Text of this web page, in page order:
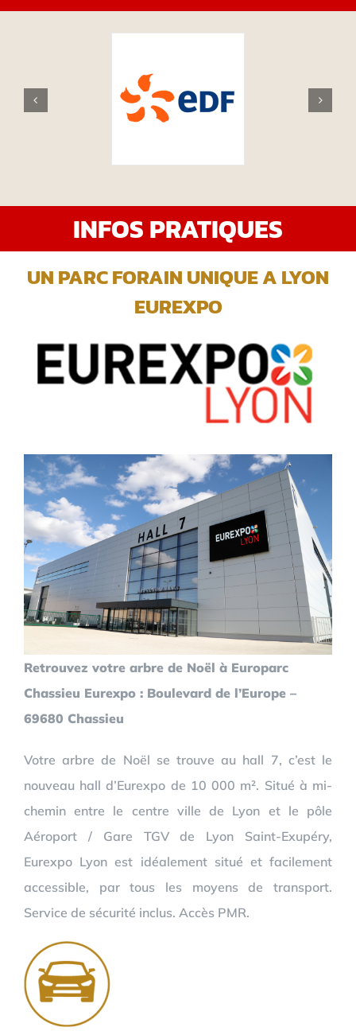
INFOS PRATIQUES
UN PARC FORAIN UNIQUE A LYON
EUREXPO
Retrouvez votre arbre de Noël à Europarc
Chassieu Eurexpo : Boulevard de l’Europe –
69680 Chassieu
Votre arbre de Noël se trouve au hall 7, c’est le
nouveau hall d’Eurexpo de 10 000 m². Situé à mi-
chemin entre le centre ville de Lyon et le pôle
Aéroport / Gare TGV de Lyon Saint-Exupéry,
Eurexpo Lyon est idéalement situé et facilement
accessible, par tous les moyens de transport.
Service de sécurité inclus. Accès PMR.